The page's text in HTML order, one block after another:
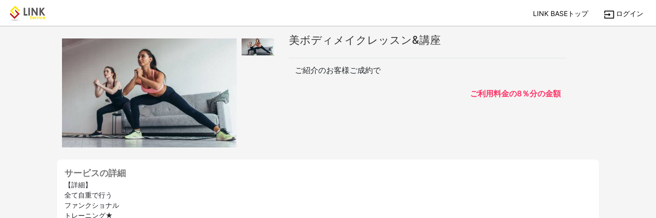
LINK BASEトップ ログイン
美ボディメイクレッスン&講座
ご紹介のお客様ご成約で
ご利用料金の8％分の金額
サービスの詳細
【詳細】
全て自重で行う
ファンクショナル
トレーニング★